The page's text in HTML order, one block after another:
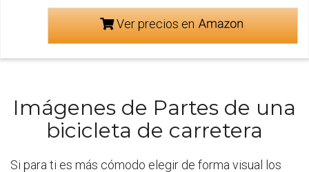
Ver precios en
Imágenes de Partes de una
bicicleta de carretera
Si para ti es más cómodo elegir de forma visual los